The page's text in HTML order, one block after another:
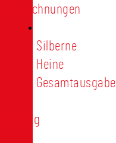
Auszeichnungen
Silberne
Heine
Gesamtausgabe
Satzung